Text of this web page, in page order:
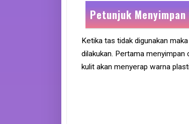
Petunjuk
Ketika tas tidak digunakan
dilakukan. Pertama menyimpan
kulit akan menyerap warna